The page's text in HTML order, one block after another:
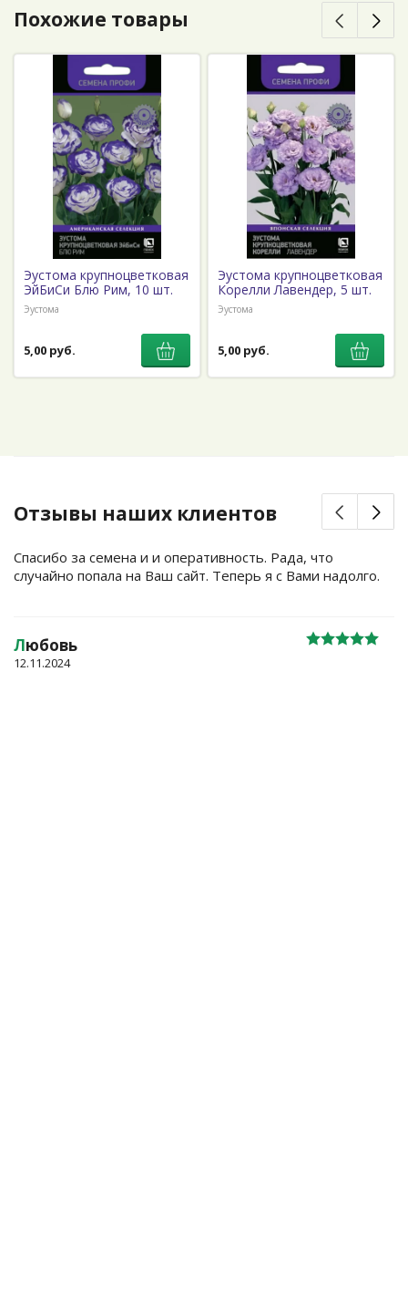
Похожие товары
Эустома крупноцветковая
ЭйБиСи Блю Рим, 10 шт.
Эустома
5,00 руб.
Эустома крупноцветковая
Корелли Лавендер, 5 шт.
Эустома
5,00 руб.
Отзывы наших клиентов
Спасибо за семена и и оперативность. Рада, что
случайно попала на Ваш сайт. Теперь я с Вами надолго.
Любовь
12.11.2024